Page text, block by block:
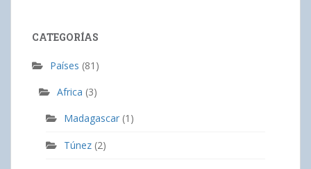
CATEGORÍAS
Países (81)
Africa (3)
Madagascar (1)
Túnez (2)